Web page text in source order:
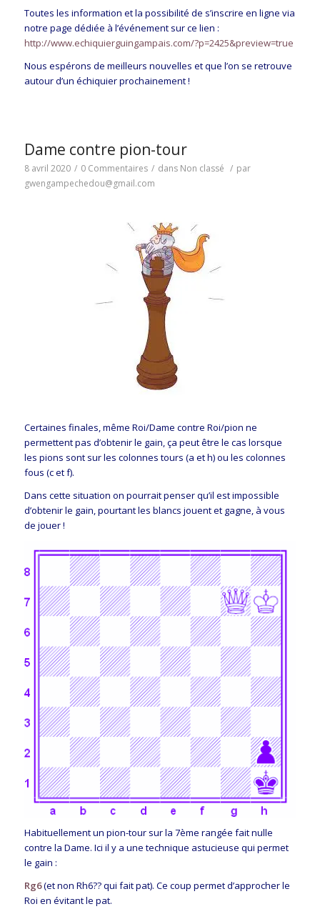
Toutes les information et la possibilité de s’inscrire en ligne via
notre page dédiée à l’événement sur ce lien :
http://www.echiquierguingampais.com/?p=2425&preview=true
Nous espérons de meilleurs nouvelles et que l’on se retrouve
autour d’un échiquier prochainement !
Dame contre pion-tour
8 avril 2020 / 0 Commentaires / dans Non classé / par
gwengampechedou@gmail.com
Certaines finales, même Roi/Dame contre Roi/pion ne
permettent pas d’obtenir le gain, ça peut être le cas lorsque
les pions sont sur les colonnes tours (a et h) ou les colonnes
fous (c et f).
Dans cette situation on pourrait penser qu’il est impossible
d’obtenir le gain, pourtant les blancs jouent et gagne, à vous
de jouer !
Habituellement un pion-tour sur la 7ème rangée fait nulle
contre la Dame. Ici il y a une technique astucieuse qui permet
le gain :
Rg6(et non Rh6?? qui fait pat). Ce coup permet d’approcher le
Roi en évitant le pat.